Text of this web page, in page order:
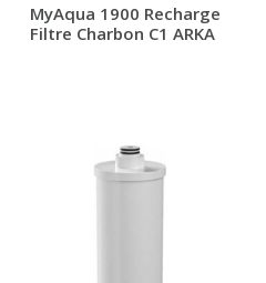
MyAqua 1900 Recharge
Filtre Charbon C1 ARKA